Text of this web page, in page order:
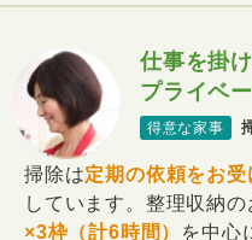
仕事を掛
プライベ
得意な家事
掃除は定期の依頼をお
しています。整理収納の
×3枠（計6時間）
を中心